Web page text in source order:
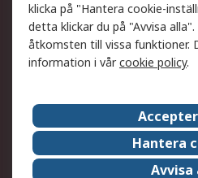
Leverans
Begär en fakturakopi
Betalningsalternativ
Om RS
Det juridiska
klicka på "Hantera cookie-
detta klickar du på "Avvisa
åtkomsten till vissa funktioner.
information i vårcookie policy.
Hantera
Avvisa